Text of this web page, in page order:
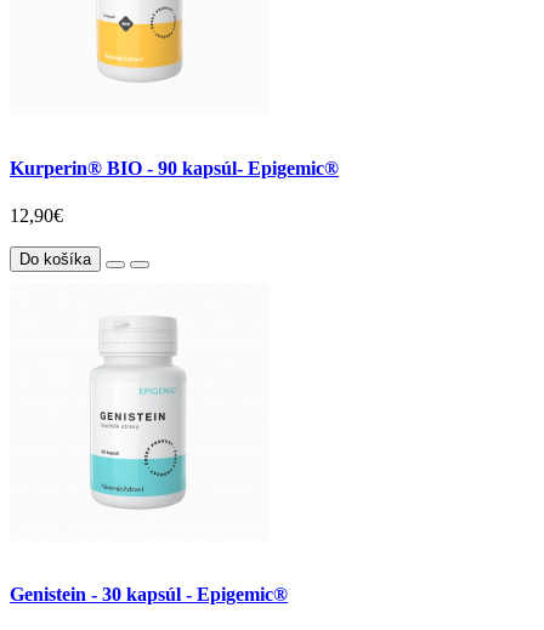
Kurperin® BIO - 90 kapsúl- Epigemic®
12,90€
Do košíka
Genistein - 30 kapsúl - Epigemic®